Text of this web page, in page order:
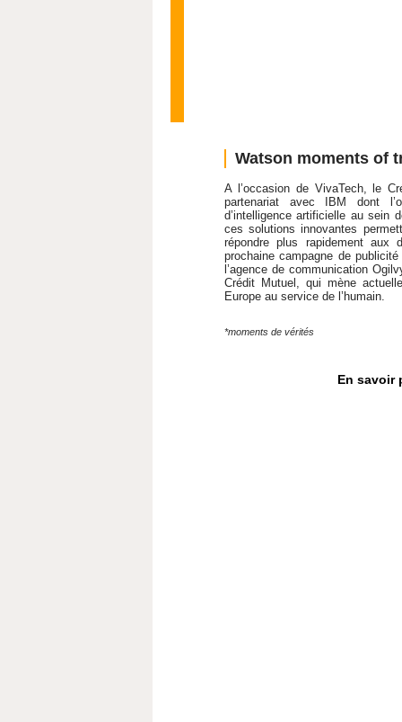
Watson moments of
A l’occasion de VivaTech, le
partenariat avec IBM dont
d’intelligence artificielle au sein
ces solutions innovantes
répondre plus rapidement aux
prochaine campagne de
l’agence de communication
Crédit Mutuel, qui mène
Europe au service de l’humain.
*moments de vérités
En savoir